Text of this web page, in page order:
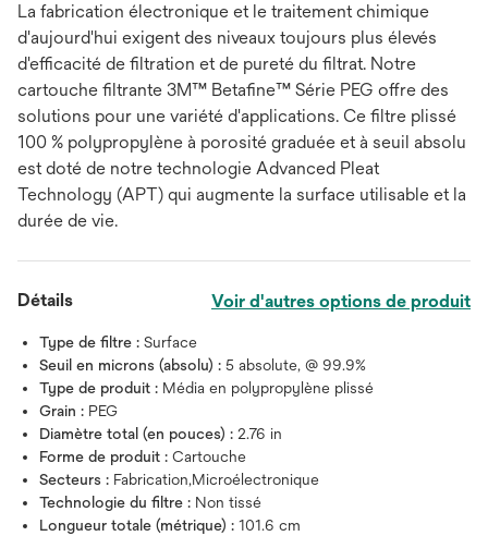
La fabrication électronique et le traitement chimique
d'aujourd'hui exigent des niveaux toujours plus élevés
d'efficacité de filtration et de pureté du filtrat. Notre
cartouche filtrante 3M™ Betafine™ Série PEG offre des
solutions pour une variété d'applications. Ce filtre plissé
100 % polypropylène à porosité graduée et à seuil absolu
est doté de notre technologie Advanced Pleat
Technology (APT) qui augmente la surface utilisable et la
durée de vie.
Détails Voir d'autres options de produit
Type de filtre : Surface
Seuil en microns (absolu) : 5 absolute, @ 99.9%
Type de produit : Média en polypropylène plissé
Grain : PEG
Diamètre total (en pouces) : 2.76 in
Forme de produit : Cartouche
Secteurs : Fabrication,Microélectronique
Technologie du filtre : Non tissé
Longueur totale (métrique) : 101.6 cm